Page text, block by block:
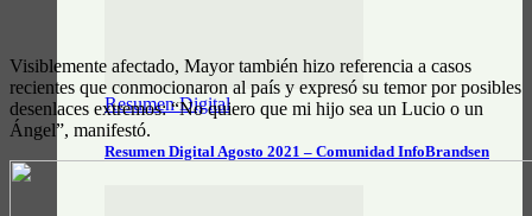
Resumen Digital
Resumen Digital Agosto 2021 – Comunidad InfoBrandsen
Visiblemente afectado, Mayor también hizo referencia a casos
recientes que conmocionaron al país y expresó su temor por posibles
desenlaces extremos: “No quiero que mi hijo sea un Lucio o un
Ángel”, manifestó.